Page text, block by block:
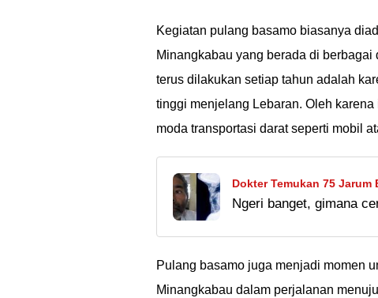
Kegiatan pulang basamo biasanya
Minangkabau yang berada di
terus dilakukan setiap tahun adalah
tinggi menjelang Lebaran. Oleh
moda transportasi darat seperti mobil
Dokter Temukan 75
India, Korban Santet?
Ngeri banget, gimana
Pulang basamo juga menjadi momen
Minangkabau dalam perjalanan